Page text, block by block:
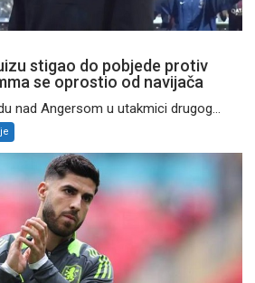
stigao do pobjede protiv
se oprostio od navijača
nad Angersom u utakmici drugog...